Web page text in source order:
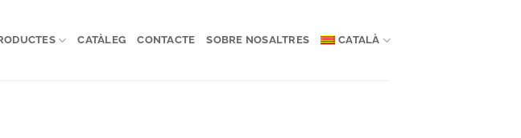
CATÀLEG CONTACTE SOBRE NOSALTRES CATALÀ